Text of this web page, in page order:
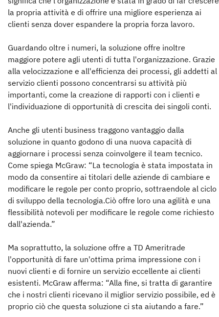
la propria attività e di offrire una migliore esperienza ai
clienti senza dover espandere la propria forza lavoro.
Guardando oltre i numeri, la soluzione offre inoltre
maggiore potere agli utenti di tutta l'organizzazione. Grazie
alla velocizzazione e all'efficienza dei processi, gli addetti al
servizio clienti possono concentrarsi su attività più
importanti, come la creazione di rapporti con i clienti e
l'individuazione di opportunità di crescita dei singoli conti.
Anche gli utenti business traggono vantaggio dalla
soluzione in quanto godono di una nuova capacità di
aggiornare i processi senza coinvolgere il team tecnico.
Come spiega McGraw: “La tecnologia è stata impostata in
modo da consentire ai titolari delle aziende di cambiare e
modificare le regole per conto proprio, sottraendole al ciclo
di sviluppo della tecnologia.Ciò offre loro una agilità e una
flessibilità notevoli per modificare le regole come richiesto
dall'azienda.”
Ma soprattutto, la soluzione offre a TD Ameritrade
l'opportunità di fare un'ottima prima impressione con i
nuovi clienti e di fornire un servizio eccellente ai clienti
esistenti. McGraw afferma: “Alla fine, si tratta di garantire
che i nostri clienti ricevano il miglior servizio possibile, ed è
proprio ciò che questa soluzione ci sta aiutando a fare.”